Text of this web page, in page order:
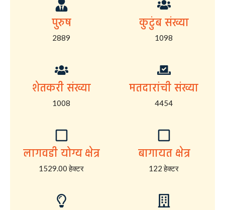
पुरुष
2889
कुटुंब संख्या
1098
शेतकरी संख्या
1008
मतदारांची संख्या
4454
लागवडी योग्य क्षेत्र
1529.00 हेक्टर
बागायत क्षेत्र
122 हेक्टर